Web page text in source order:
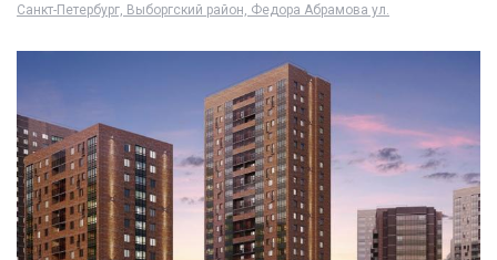
Санкт-Петербург, Выборгский район, Федора Абрамова ул.